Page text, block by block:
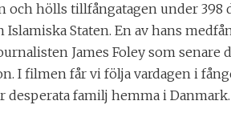
och hölls tillfångatagen under 398
Staten. En av hans
James Foley som senare
I filmen får vi följa vardagen i
desperata familj hemma i Danmark.